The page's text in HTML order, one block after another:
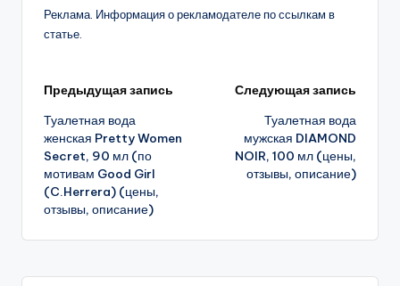
Реклама. Информация о рекламодателе по ссылкам в
статье.
Навигация
записи
Предыдущая запись
Туалетная вода
женская Pretty Women
Secret, 90 мл (по
мотивам Good Girl
(C.Herrera) (цены,
отзывы, описание)
Следующая запись
Туалетная вода
мужская DIAMOND
NOIR, 100 мл (цены,
отзывы, описание)